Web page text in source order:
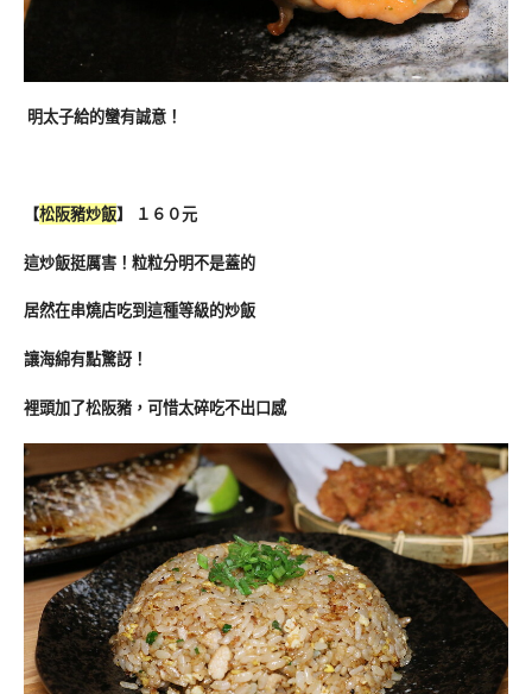
明太子給的蠻有誠意！
【松阪豬炒飯】 １６０元
這炒飯挺厲害！粒粒分明不是蓋的
居然在串燒店吃到這種等級的炒飯
讓海綿有點驚訝！
裡頭加了松阪豬，可惜太碎吃不出口感